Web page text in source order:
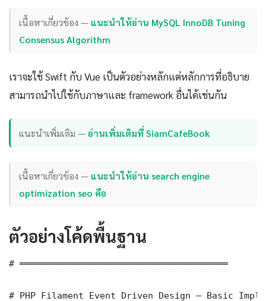
เนื้อหาเกี่ยวข้อง — แนะนำให้อ่าน MySQL InnoDB Tuning
Consensus Algorithm
เราจะใช้ Swift กับ Vue เป็นตัวอย่างหลักแต่หลักการที่อธิบาย
สามารถนำไปใช้กับภาษาและ framework อื่นได้เช่นกัน
แนะนำเพิ่มเติม —อ่านเพิ่มเติมที่ SiamCafeBook
เนื้อหาเกี่ยวข้อง — แนะนำให้อ่าน search engine
optimization seo คือ
ตัวอย่างโค้ดพื้นฐาน
# ═══════════════════════════════════════
# PHP Filament Event Driven Design — Basic